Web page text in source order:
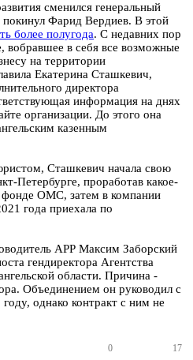
сменился генеральный
Фарид Вердиев. В этой
более полугода. С недавних пор
вобравшее в себя все возможные
на территории
Екатерина Сташкевич,
директора
информация на днях
организации. До этого она
казенным
Сташкевич начала свою
Петербурге, проработав какое-
фонде ОМС, затем в компании
года приехала по
АРР Максим Заборский
гендиректора Агентства
области. Причина -
Объединением он руководил с
однако контракт с ним не
0 17